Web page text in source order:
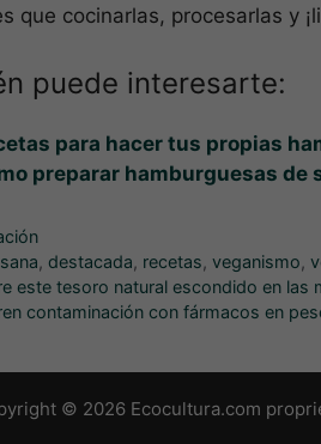
que cocinarlas, procesarlas y
puede interesarte:
para hacer tus propias
preparar hamburguesas de
, destacada, recetas,veganismo,
este tesoro natural escondido en las
contaminación con fármacos en
© 2026 Ecocultura.com